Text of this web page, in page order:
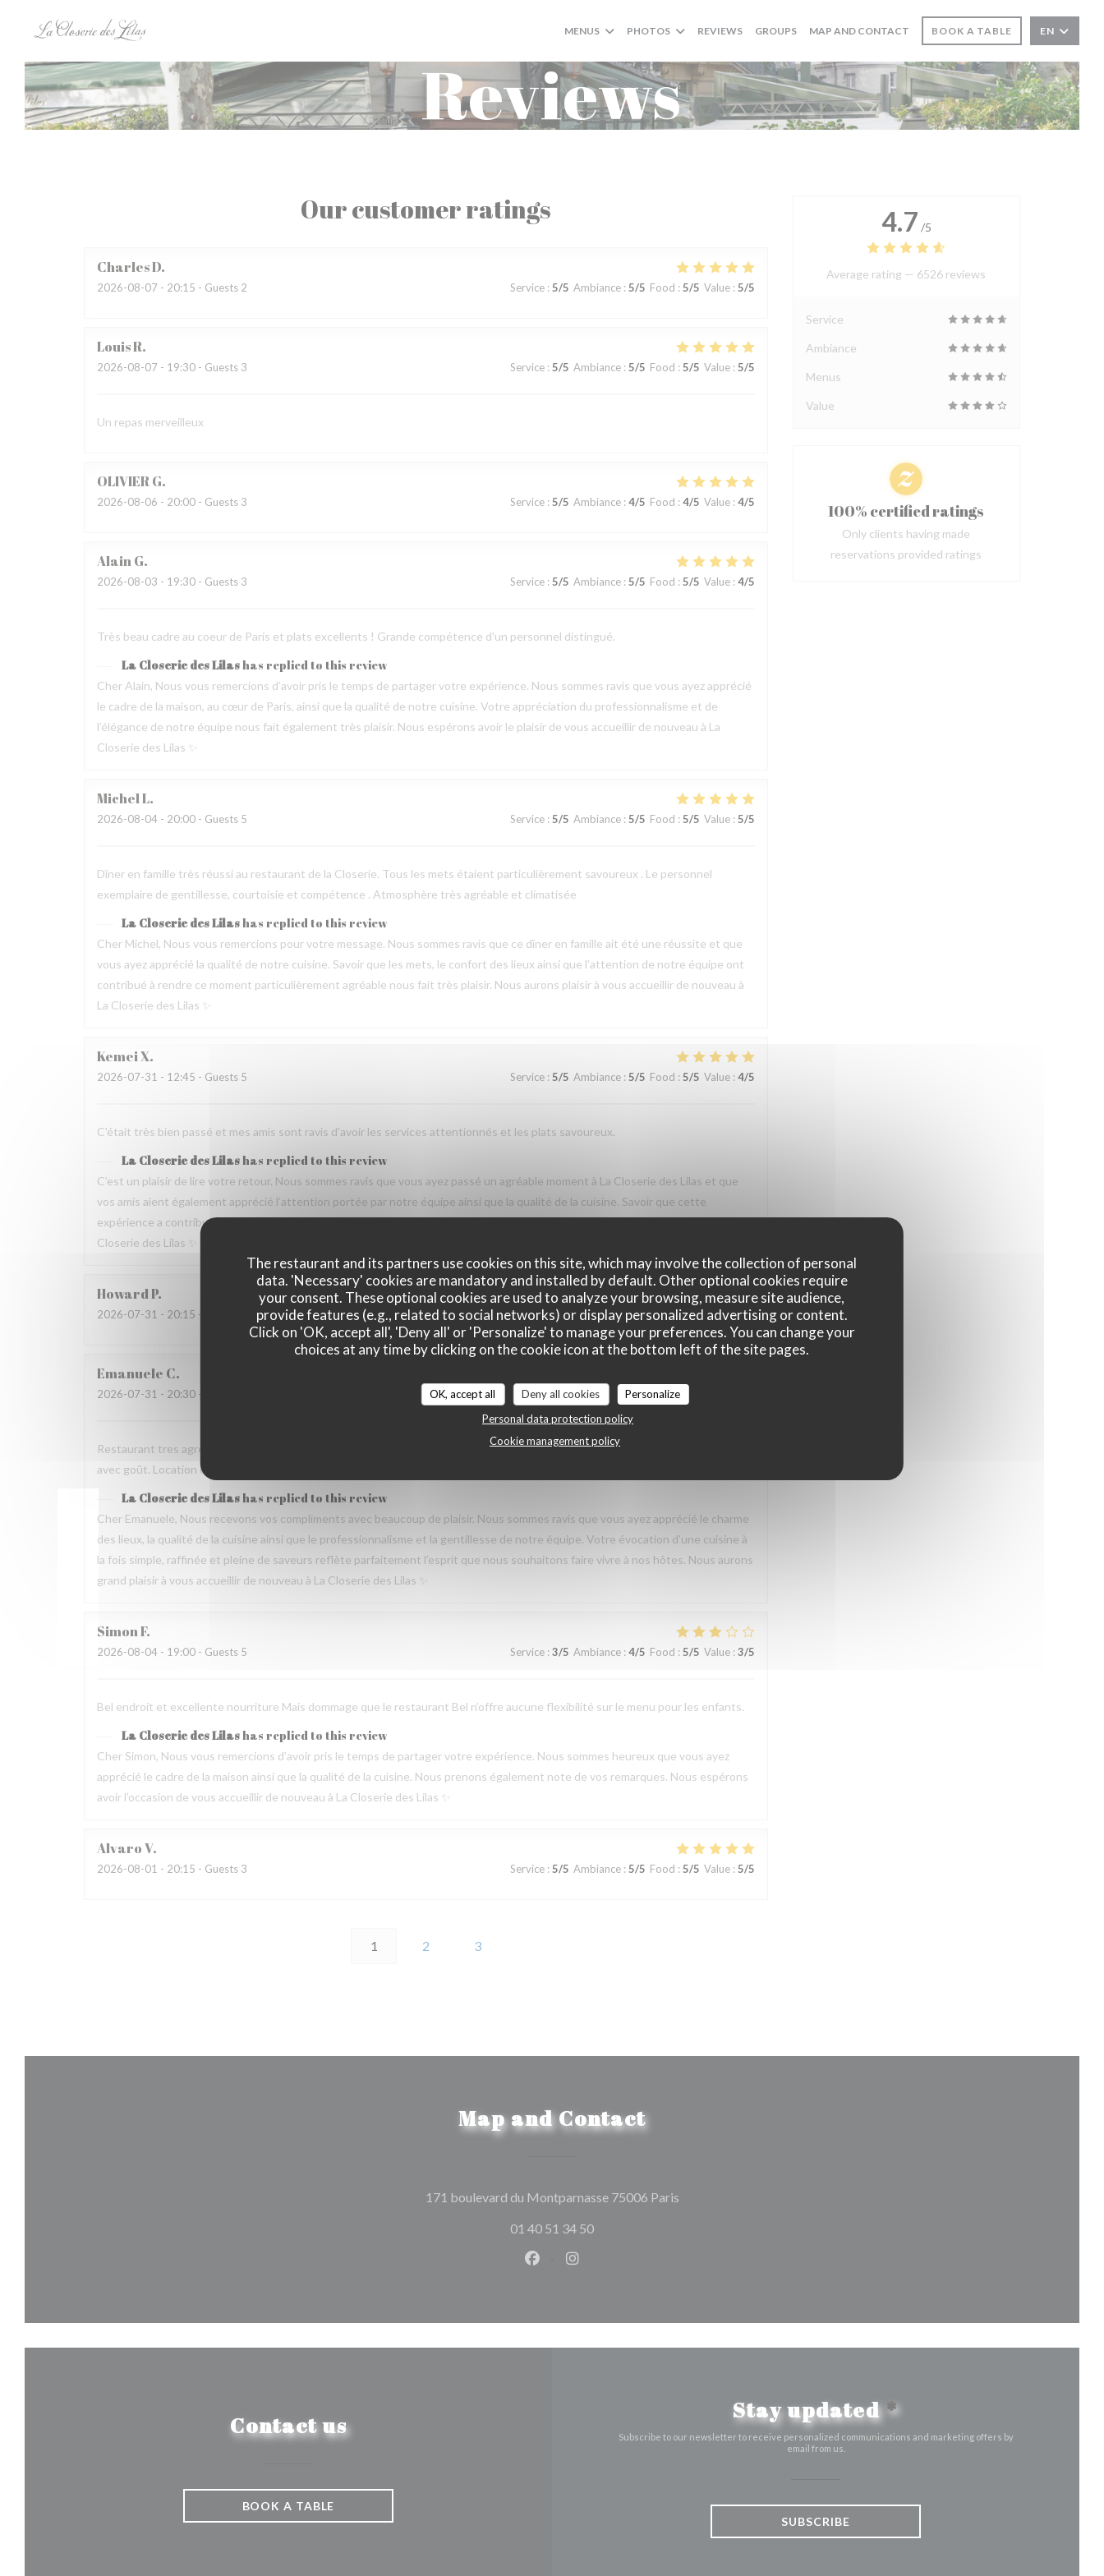
The restaurant and its partners use cookies on this site, which may involve the collection of personal
data. 'Necessary' cookies are mandatory and installed by default. Other optional cookies require
your consent. These optional cookies are used to analyze your browsing, measure site audience,
provide features (e.g., related to social networks) or display personalized advertising or content.
Click on 'OK, accept all', 'Deny all' or 'Personalize' to manage your preferences. You can change your
choices at any time by clicking on the cookie icon at the bottom left of the site pages.
OK, accept all Deny all cookies
Personalize
Personal data protection policy
Cookie management policy
MENUS PHOTOS REVIEWS GROUPS MAP AND CONTACT BOOK A TABLE EN
Reviews
Our customer ratings
CharlesD
2026-08-07 - 20:15 - Guests 2 Service: 5/5 Ambiance: 5/5 Food : 5/5 Value: 5/5
LouisR
2026-08-07 - 19:30 - Guests 3 Service: 5/5 Ambiance: 5/5 Food : 5/5 Value: 5/5
Un repas merveilleux
OLIVIERG
2026-08-06 - 20:00 - Guests 3 Service: 5/5 Ambiance: 4/5 Food : 4/5 Value: 4/5
AlainG
2026-08-03 - 19:30 - Guests 3 Service: 5/5 Ambiance: 5/5 Food : 5/5 Value: 4/5
Très beau cadre au coeur de Paris et plats excellents ! Grande compétence d'un personnel distingué.
La Closerie des Lilashas replied to this review
Cher Alain, Nous vous remercions d’avoir pris le temps de partager votre expérience. Nous sommes ravis que vous ayez apprécié
le cadre de la maison, au cœur de Paris, ainsi que la qualité de notre cuisine. Votre appréciation du professionnalisme et de
l’élégance de notre équipe nous fait également très plaisir. Nous espérons avoir le plaisir de vous accueillir de nouveau à La
Closerie des Lilas ✨
MichelL
2026-08-04 - 20:00 - Guests 5 Service: 5/5 Ambiance: 5/5 Food : 5/5 Value: 5/5
Dîner en famille très réussi au restaurant de la Closerie. Tous les mets étaient particulièrement savoureux . Le personnel
exemplaire de gentillesse, courtoisie et compétence . Atmosphère très agréable et climatisée
La Closerie des Lilashas replied to this review
Cher Michel, Nous vous remercions pour votre message. Nous sommes ravis que ce dîner en famille ait été une réussite et que
vous ayez apprécié la qualité de notre cuisine. Savoir que les mets, le confort des lieux ainsi que l’attention de notre équipe ont
contribué à rendre ce moment particulièrement agréable nous fait très plaisir. Nous aurons plaisir à vous accueillir de nouveau à
La Closerie des Lilas ✨
KemeiX
2026-07-31 - 12:45 - Guests 5 Service: 5/5 Ambiance: 5/5 Food : 5/5 Value: 4/5
C'était très bien passé et mes amis sont ravis d'avoir les services attentionnés et les plats savoureux.
La Closerie des Lilashas replied to this review
C’est un plaisir de lire votre retour. Nous sommes ravis que vous ayez passé un agréable moment à La Closerie des Lilas et que
vos amis aient également apprécié l’attention portée par notre équipe ainsi que la qualité de la cuisine. Savoir que cette
expérience a contribué à la réussite de votre repas nous fait très plaisir. Nous serons heureux de vous accueillir de nouveau à La
Closerie des Lilas ✨
HowardP
2026-07-31 - 20:15 - Guests 4 Service: 5/5 Ambiance: 5/5 Food : 5/5 Value: 4/5
Emanuele C
2026-07-31 - 20:30 - Guests 2 Service: 5/5 Ambiance :5/5 Food:
Restaurant tres agreable, personnel avec expertise, tres gentil et amable avec esprit! Cuisine simple et raffiné au même temps,
avec goût. Location charmante, pour un experience que merece de retourner plusieur fois. Je retournerai
La Closerie des Lilas has replied to this review
Cher Emanuele, Nous recevons vos compliments avec beaucoup de plaisir. Nous sommes ravis que vous ayez apprécié le charme
des lieux, la qualité de la cuisine ainsi que le professionnalisme et la gentillesse de notre équipe. Votre évocation d’une cuisine à
la fois simple, raffinée et pleine de saveurs reflète parfaitement l’esprit que nous souhaitons faire vivre à nos hôtes. Nous aurons
grand plaisir à vous accueillir de nouveau à La Closerie des Lilas ✨
SimonF
2026-08-04 - 19:00 - Guests 5 Service: 3/5 Ambiance: 4/5 Food : 5/5 Value: 3/5
Bel endroit et excellente nourriture Mais dommage que le restaurant Bel n’offre aucune flexibilité sur le menu pour les enfants.
La Closerie des Lilashas replied to this review
Cher Simon, Nous vous remercions d’avoir pris le temps de partager votre expérience. Nous sommes heureux que vous ayez
apprécié le cadre de la maison ainsi que la qualité de la cuisine. Nous prenons également note de vos remarques. Nous espérons
avoir l’occasion de vous accueillir de nouveau à La Closerie des Lilas ✨
AlvaroV
2026-08-01 - 20:15 - Guests 3 Service: 5/5 Ambiance: 5/5 Food : 5/5 Value: 5/5
1 2 3
4.7 /5
Average rating — 6526 reviews
Service
Ambiance
Menus
Value
100% certified ratings
Only clients having made
reservations provided ratings
Map and Contact
171 boulevard du Montparnasse 75006 Paris((opens in a new window))
01 40 51 34 50
Facebook ((opens in a new window))
Instagram ((opens in a new window))
Contact us
BOOK A TABLE
Stay updated*
Subscribe to our newsletter to receive personalized communications and marketing offers by
email from us.
SUBSCRIBE